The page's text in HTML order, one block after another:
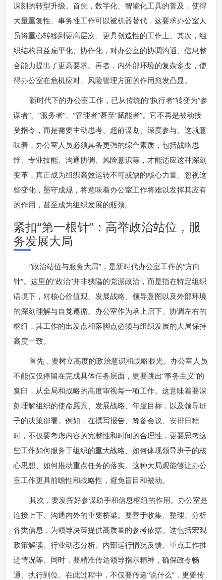
深刻的转型升级。首先，数字化、智能化工具的普及，使得
大量重复性、事务性工作可以被机器替代，这要求办公室人
员将重心转移到更高层次、更具创造性的工作上。其次，组
织结构日益扁平化、协作化，对办公室的协调沟通、信息整
合能力提出了更高要求。再者，内外部环境的复杂多变，使
得办公室在危机应对、风险管理方面的作用愈发凸显。
新时代下的办公室工作，已从传统的“执行者”转变为“参
谋者”、“服务者”、“管理者”甚至“赋能者”。它不再是被动接
受指令，而是需要主动思考、超前谋划、深度参与。这就意
味着，办公室人员必须具备更强的综合素质，包括战略思
维、专业技能、沟通协调、风险意识等，才能适应这种深刻
变革，真正成为组织高效运转不可或缺的核心力量。忽视这
些变化，墨守成规，将意味着办公室工作将难以发挥其应有
的作用，甚至成为组织发展的瓶颈。
紧扣“第一根针”：高举政治站位，服
务发展大局
“政治站位与服务大局”，是新时代办公室工作的“方向
针”。这里的“政治”并非狭隘的党派政治，而是指在特定组织
语境下，对核心价值观、发展战略、领导意图以及外部环境
的深刻理解与自觉遵循。办公室作为承上启下、协调左右的
枢纽，其工作的出发点和落脚点必须与组织发展的大局保持
高度一致。
首先，要树立高度的政治意识和战略眼光。办公室人员
不能仅仅停留在完成具体任务层面，更要跳出“事务主义”的
窠臼，从全局和战略的高度审视每一项工作。这意味着要深
刻理解组织的使命愿景、发展战略、年度目标，以及领导班
子的决策部署。例如，在撰写报告、筹备会议、安排日程
时，不仅要考虑内容的完整性和时间的合理性，更要思考这
些工作如何服务于组织的重大战略、如何体现领导班子的核
心思想、如何推动重点任务的落实。这种大局观能够让办公
室工作更具前瞻性和战略性，避免盲目和被动。
其次，要发挥好参谋助手和信息枢纽的作用。办公室是
连接上下、沟通内外的重要桥梁。要善于收集、整理、分析
各类信息，为领导决策提供高质量的参考依据。这包括宏观
政策解读、行业动态分析、内部运行情况反馈、重点工作推
进情况等。同时，要精准传达领导指示精神，确保政令畅
通、执行到位。在此过程中，不仅要传递“说什么”，更要传